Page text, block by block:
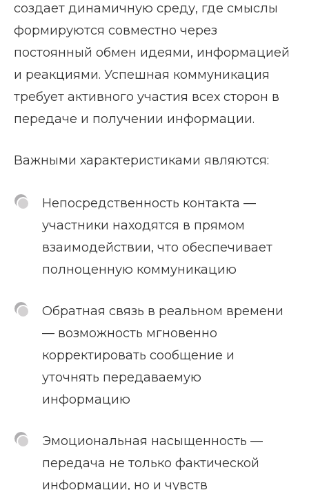
создает динамичную среду, где смыслы
формируются совместно через
постоянный обмен идеями, информацией
и реакциями. Успешная коммуникация
требует активного участия всех сторон в
передаче и получении информации.
Важными характеристиками являются:
Непосредственность контакта —
участники находятся в прямом
взаимодействии, что обеспечивает
полноценную коммуникацию
Обратная связь в реальном времени
— возможность мгновенно
корректировать сообщение и
уточнять передаваемую
информацию
Эмоциональная насыщенность —
передача не только фактической
информации, но и чувств